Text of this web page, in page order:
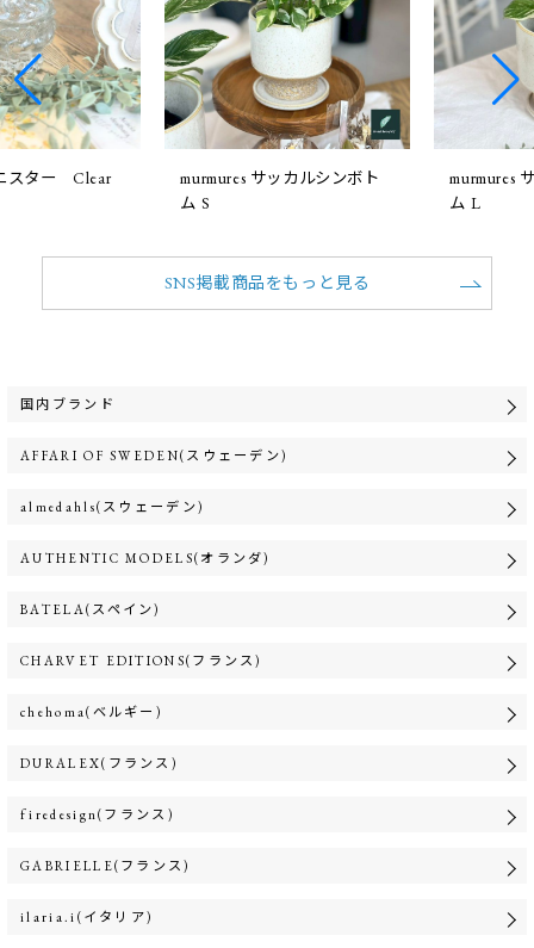
ター Clear
murmures サッカルシンボト
ム S
murmures サ
ム L
SNS掲載商品をもっと見る
国内ブランド
AFFARI OF SWEDEN(スウェーデン)
almedahls(スウェーデン)
AUTHENTIC MODELS(オランダ)
BATELA(スペイン)
CHARVET EDITIONS(フランス)
chehoma(ベルギー)
DURALEX(フランス)
firedesign(フランス)
GABRIELLE(フランス)
ilaria.i(イタリア)